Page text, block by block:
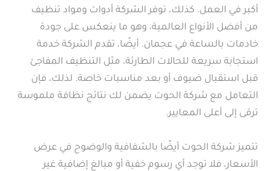
أكبر في العمل. كذلك، توفر الشركة أدوات ومواد تنظيف
من أفضل الأنواع العالمية، وهو ما ينعكس على جودة
خادمات بالساعة في عجمان. أيضًا، تقدم الشركة خدمة
استجابة سريعة للحالات الطارئة، مثل التنظيف المفاجئ
قبل استقبال ضيوف أو بعد مناسبات خاصة. لذلك، فإن
التعامل مع شركة الحوت يضمن لك نتائج نظافة ملموسة
ترقى إلى أعلى المعايير.
تتميز شركة الحوت أيضًا بالشفافية والوضوح في عرض
الأسعار، فلا توجد أي رسوم خفية أو مبالغ إضافية غير